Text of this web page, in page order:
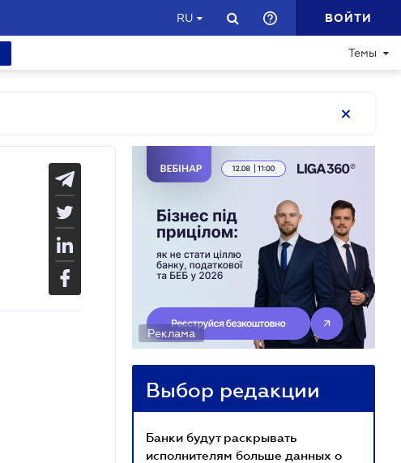
RU ВОЙТИ
Темы
Реклама
Выбор редакции
Банки будут раскрывать
исполнителям больше данных о